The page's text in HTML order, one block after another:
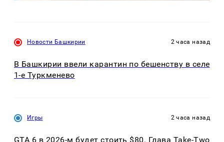
Новости Башкирии 2 часа назад
В Башкирии ввели карантин по бешенству в селе
1-е Туркменево
Игры 2 часа назад
GTA 6 в 2026-м будет стоить $80. Глава Take-Two